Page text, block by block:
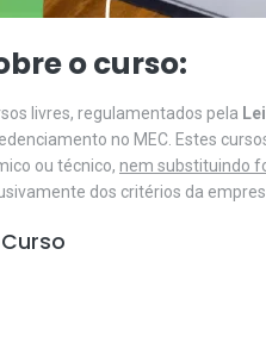
o curso:
livres, regulamentados pela
no MEC. Estes
ou técnico, nem substituindo
dos critérios da